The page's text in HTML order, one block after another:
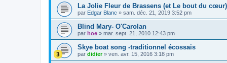
La Jolie Fleur de Brassens (et Le bout du
par Edgar Blanc » sam. déc. 21, 2019 3:52 pm
Blind Mary- O'Carolan
par hoe » mar. sept. 21, 2010 12:43 pm
Skye boat song -traditionnel écossais
par didier» ven. avr. 15, 2016 3:18 pm